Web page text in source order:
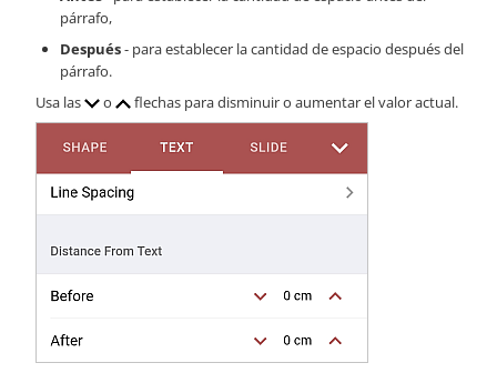
párrafo,
Después- para establecer la cantidad de espacio después del
párrafo.
Usa las
o flechas para disminuir o aumentar el valor actual.